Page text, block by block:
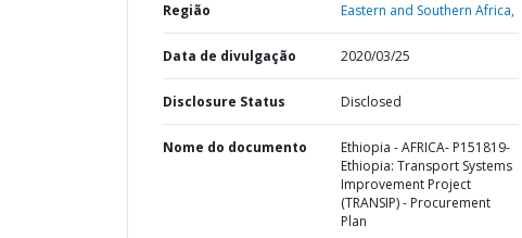
Região Eastern and Southern Africa,
Data de divulgação 2020/03/25
Disclosure Status Disclosed
Nome do documento
Ethiopia - AFRICA- P151819-
Ethiopia: Transport Systems
Improvement Project
(TRANSIP) - Procurement
Plan